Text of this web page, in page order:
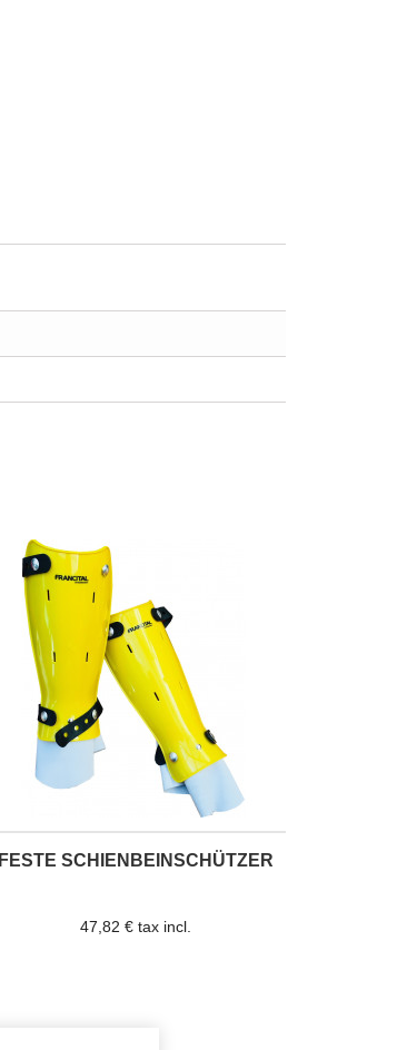
FESTE SCHIENBEINSCHÜTZER
47,82 € tax incl.